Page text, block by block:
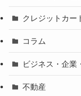
クレジットカー
コラム
ビジネス・企業
不動産